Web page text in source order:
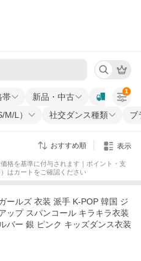
帯
新品・中古
M/L） 社交ダンス種類 ブ
1
おすすめ順 表示
格を基準に付与されます｜ポイント・支
はカートをご確認ください
ールズ 衣装 派手 K-POP 韓国 ジ
ップ スパンコール キラキラ衣装
バー 銀 ピンク キッズダンス衣装